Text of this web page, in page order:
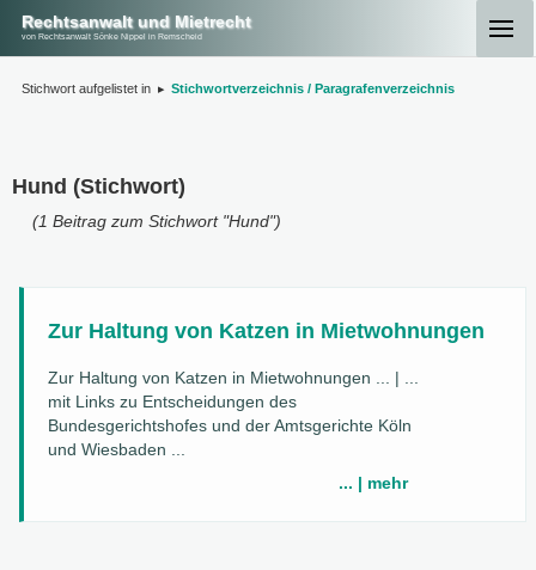
Rechtsanwalt und Mietrecht
von Rechtsanwalt Sönke Nippel in Remscheid
Stichwort aufgelistet in ▸ Stichwortverzeichnis / Paragrafenverzeichnis
Hund (Stichwort)
(1 Beitrag zum Stichwort "Hund")
Zur Haltung von Katzen in Mietwohnungen
Zur Haltung von Katzen in Mietwohnungen ... | ...
mit Links zu Entscheidungen des
Bundesgerichtshofes und der Amtsgerichte Köln
und Wiesbaden ...
... | mehr